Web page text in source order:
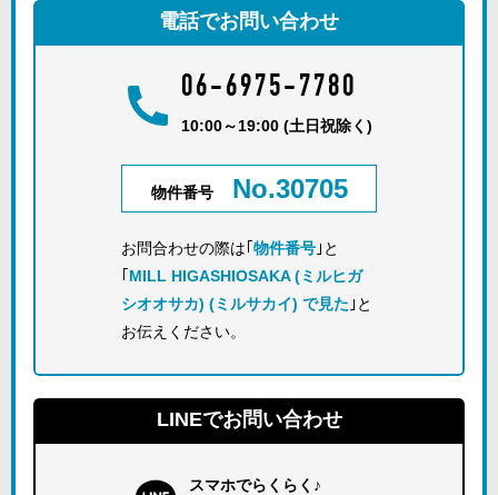
電話でお問い合わせ
06-6975-7780
10:00～19:00 (土日祝除く)
物件番号 No.30705
お問合わせの際は｢ 物件番号 ｣と
MILL HIGASHIOSAKA (ミルヒガ
シオオサカ) (ミルサカイ) で見た ｣と
お伝えください。
LINEでお問い合わせ
スマホでらくらく♪